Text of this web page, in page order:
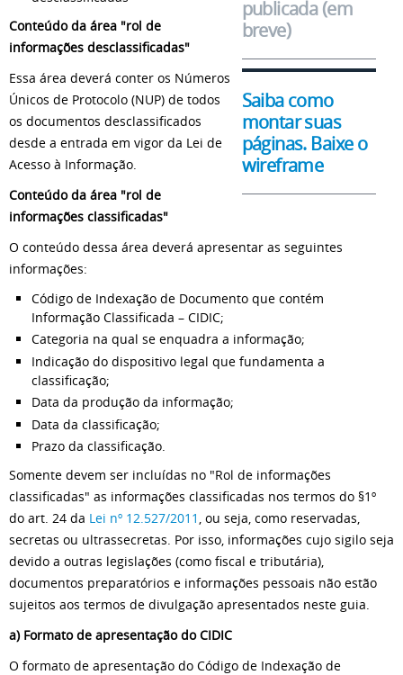
publicada (em
breve)
Saiba como
montar suas
páginas. Baixe o
wireframe
Conteúdo da área "rol de
informações desclassificadas"
Essa área deverá conter os Números
Únicos de Protocolo (NUP) de todos
os documentos desclassificados
desde a entrada em vigor da Lei de
Acesso à Informação.
Conteúdo da área "rol de
informações classificadas"
O conteúdo dessa área deverá apresentar as seguintes
informações:
Código de Indexação de Documento que contém
Informação Classificada – CIDIC;
Categoria na qual se enquadra a informação;
Indicação do dispositivo legal que fundamenta a
classificação;
Data da produção da informação;
Data da classificação;
Prazo da classificação.
Somente devem ser incluídas no "Rol de informações
classificadas" as informações classificadas nos termos do §1º
do art. 24 da Lei nº 12.527/2011 , ou seja, como reservadas,
secretas ou ultrassecretas. Por isso, informações cujo sigilo seja
devido a outras legislações (como fiscal e tributária),
documentos preparatórios e informações pessoais não estão
sujeitos aos termos de divulgação apresentados neste guia.
a) Formato de apresentação do CIDIC
O formato de apresentação do Código de Indexação de